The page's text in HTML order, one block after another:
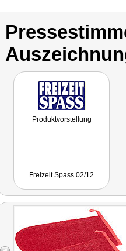
Produktvorstellung
Freizeit Spass 02/12